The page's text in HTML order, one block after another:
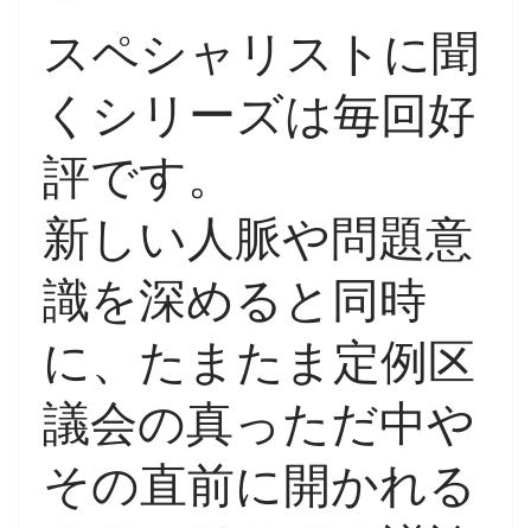
スペシャリストに聞
くシリーズは毎回好
評です。
新しい人脈や問題意
識を深めると同時
に、たまたま定例区
議会の真っただ中や
その直前に開かれる